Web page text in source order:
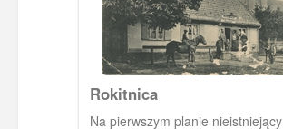
Rokitnica
Na pierwszym planie nieistniejący